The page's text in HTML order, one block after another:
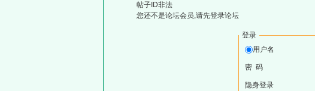
帖子ID非法
您还不是论坛会员,请先登录论坛
登录
用户名
密 码
隐身登录